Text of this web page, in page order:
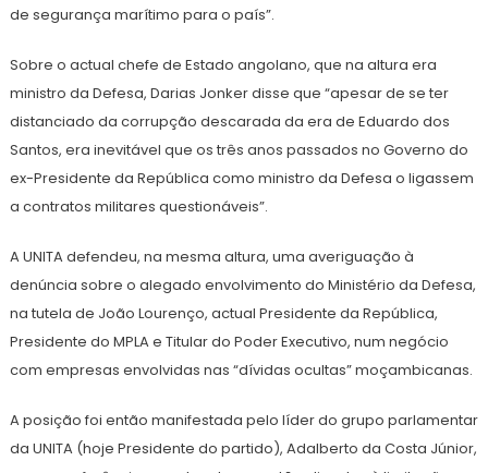
de segurança marítimo para o país”.
Sobre o actual chefe de Estado angolano, que na altura era
ministro da Defesa, Darias Jonker disse que “apesar de se ter
distanciado da corrupção descarada da era de Eduardo dos
Santos, era inevitável que os três anos passados no Governo do
ex-Presidente da República como ministro da Defesa o ligassem
a contratos militares questionáveis”.
A UNITA defendeu, na mesma altura, uma averiguação à
denúncia sobre o alegado envolvimento do Ministério da Defesa,
na tutela de João Lourenço, actual Presidente da República,
Presidente do MPLA e Titular do Poder Executivo, num negócio
com empresas envolvidas nas “dívidas ocultas” moçambicanas.
A posição foi então manifestada pelo líder do grupo parlamentar
da UNITA (hoje Presidente do partido), Adalberto da Costa Júnior,